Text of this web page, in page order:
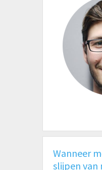
Wanneer
slijpen van